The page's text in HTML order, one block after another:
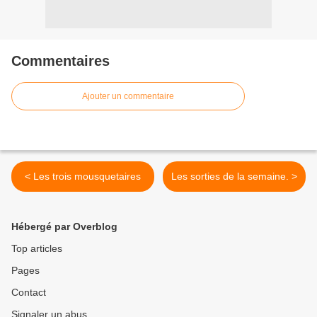
Commentaires
Ajouter un commentaire
< Les trois mousquetaires Les sorties de la semaine. >
Hébergé par Overblog
Top articles
Pages
Contact
Signaler un abus